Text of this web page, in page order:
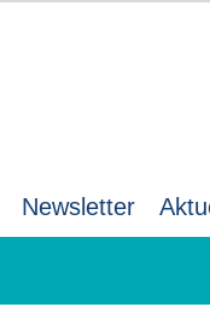
Newsletter